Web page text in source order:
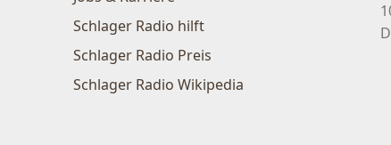
Schlager Radio hilft
Schlager Radio Preis
Schlager Radio Wikipedia